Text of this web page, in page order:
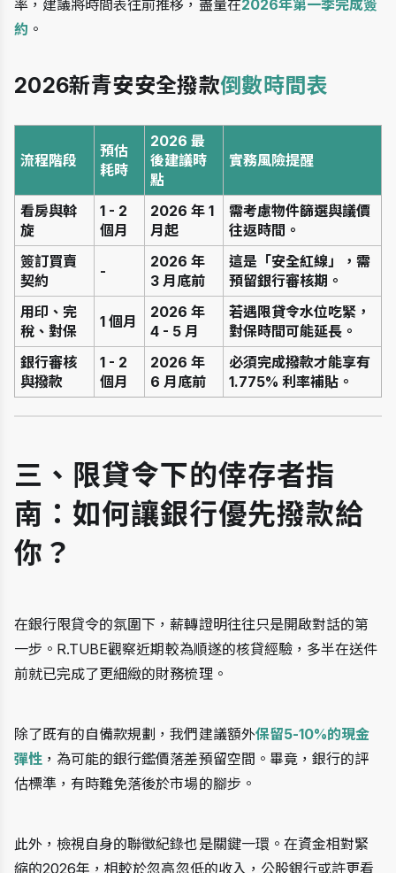
率，建議將時間表往前推移，盡量在2026年第一季完成簽
約 。
2026新青安安全撥款倒數時間表
流程階段
預估
耗時
2026 最
後建議時
點
實務風險提醒
看房與斡
旋
1 - 2
個月
2026 年 1
月起
需考慮物件篩選與議價
往返時間。
簽訂買賣
契約
-
2026 年
3 月底前
這是「安全紅線」，需
預留銀行審核期。
用印、完
稅、對保
1 個月
2026 年
4 - 5 月
若遇限貸令水位吃緊，
對保時間可能延長。
銀行審核
與撥款
1 - 2
個月
2026 年
6 月底前
必須完成撥款才能享有
1.775% 利率補貼。
三、限貸令下的倖存者指
南：如何讓銀行優先撥款給
你？
在銀行限貸令的氛圍下，薪轉證明往往只是開啟對話的第
一步。R.TUBE觀察近期較為順遂的核貸經驗，多半在送件
前就已完成了更細緻的財務梳理。
除了既有的自備款規劃，我們建議額外保留5-10%的現金
彈性 ，為可能的銀行鑑價落差預留空間。畢竟，銀行的評
估標準，有時難免落後於市場的腳步。
此外，檢視自身的聯徵紀錄也是關鍵一環。在資金相對緊
縮的2026年，相較於忽高忽低的收入，公股銀行或許更看